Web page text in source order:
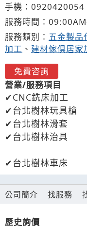
手機： 0920420054
服務時間：
服務類別： 五金製品
加工 、 建材傢俱居家
免費咨詢
營業/服務項目
CNC銑床加工
台北樹林玩具槍
台北樹林滑套
台北樹林治具
台北樹林車床
公司簡介 找服務
歷史詢價